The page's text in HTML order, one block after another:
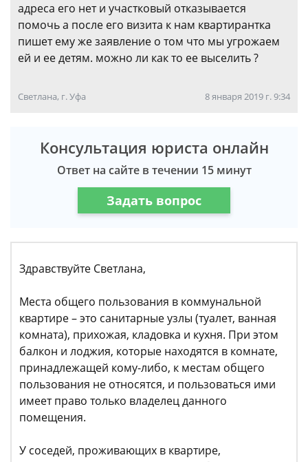
адреса его нет и участковый отказывается
помочь а после его визита к нам квартирантка
пишет ему же заявление о том что мы угрожаем
ей и ее детям. можно ли как то ее выселить ?
Светлана, г. Уфа 8 января 2019 г. 9:34
Консультация юриста онлайн
Ответ на сайте в течении 15 минут
Задать вопрос
Здравствуйте Светлана,
Места общего пользования в коммунальной
квартире – это санитарные узлы (туалет, ванная
комната), прихожая, кладовка и кухня. При этом
балкон и лоджия, которые находятся в комнате,
принадлежащей кому-либо, к местам общего
пользования не относятся, и пользоваться ими
имеет право только владелец данного
помещения.
У соседей, проживающих в квартире,